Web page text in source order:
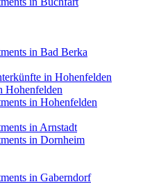
in Bad Berka
in Hohenfelden
Hohenfelden
in Hohenfelden
in Arnstadt
in Dornheim
in Gaberndorf